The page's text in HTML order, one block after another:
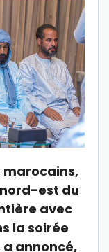
est du
avec
la soirée
annoncé,